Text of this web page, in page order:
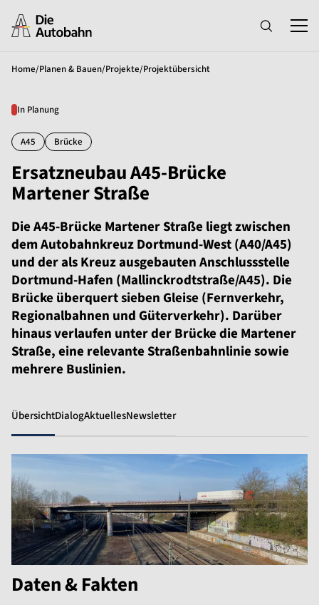
Home/Planen & Bauen/Projekte/Projektübersicht
In Planung
A45 Brücke
Ersatzneubau A45-Brücke
Martener Straße
Die A45-Brücke Martener Straße liegt zwischen
dem Autobahnkreuz Dortmund-West (A40/A45)
und der als Kreuz ausgebauten Anschlussstelle
Dortmund-Hafen (Mallinckrodtstraße/A45). Die
Brücke überquert sieben Gleise (Fernverkehr,
Regionalbahnen und Güterverkehr). Darüber
hinaus verlaufen unter der Brücke die Martener
Straße, eine relevante Straßenbahnlinie sowie
mehrere Buslinien.
ÜbersichtDialogAktuellesNewsletter
Daten & Fakten